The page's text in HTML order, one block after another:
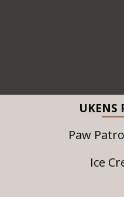
UKENS
Paw
Ice